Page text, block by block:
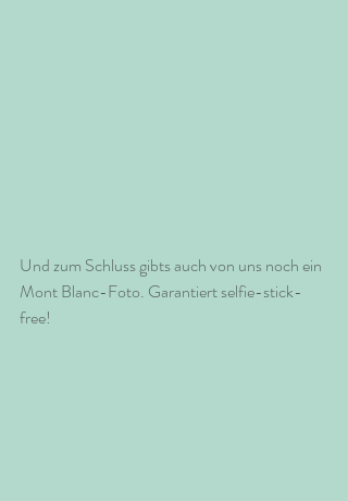
Und zum Schluss gibts auch von uns noch ein
Mont Blanc-Foto. Garantiert selfie-stick-
free!